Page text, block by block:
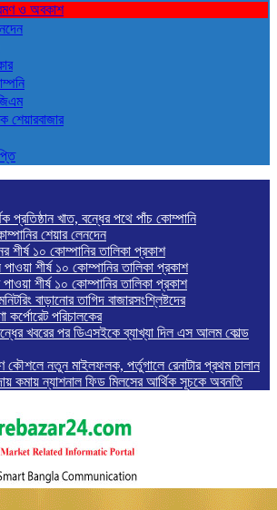
ও ‍অবকাশ
শেয়ারবাজার
প্রতিষ্ঠান খাত, বন্ধের পথে পাঁচ কোম্পানি
শেয়ার লেনদেন
শীর্ষ ১০ কোম্পানির তালিকা প্রকাশ
শীর্ষ ১০ কোম্পানির তালিকা প্রকাশ
শীর্ষ ১০ কোম্পানির তালিকা প্রকাশ
বাড়ানোর তাগিদ বাজারসংশ্লিষ্টদের
কর্পোরেট পরিচালকের
বন্ধের খবরের পর ডিএসইকে ব্যাখ্যা দিল এস আলম কোল্ড
কৌশলে নতুন মাইলফলক, পর্তুগালে রেনাটার প্রথম চালান
কমায় ন্যাশনাল ফিড মিলসের আর্থিক সূচকে অবনতি